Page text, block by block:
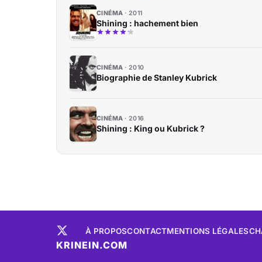
CINÉMA 2011
Shining : hachement bien
CINÉMA 2010
Biographie de Stanley Kubrick
CINÉMA 2016
Shining : King ou Kubrick ?
À PROPOSCONTACTMENTIONS LÉGALES
KRINEIN.COM